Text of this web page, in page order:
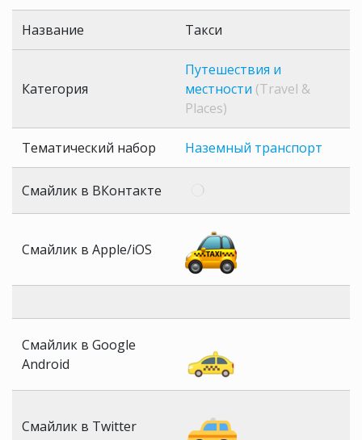
Название Такси
Категория
Путешествия и
местности (Travel &
Places)
Тематический набор Наземный транспорт
Смайлик в ВКонтакте
Смайлик в Apple/iOS
Смайлик в Google
Android
Смайлик в Twitter